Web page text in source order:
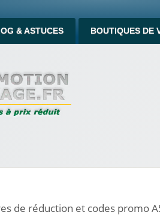
& ASTUCES BOUTIQUES DE
de réduction et codes promo